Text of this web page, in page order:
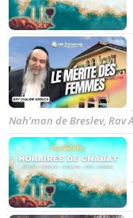
Nah'man de Breslev,Rav